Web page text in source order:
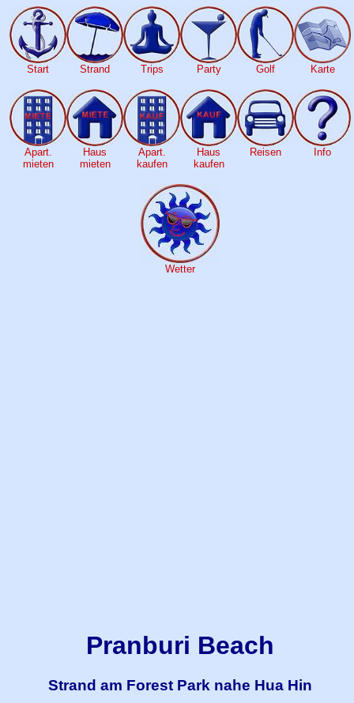
Start Strand Trips Party Golf Karte
Apart.
mieten
Haus
mieten
Apart.
kaufen
Haus
kaufen
Reisen Info
Wetter
Pranburi Beach
Strand am Forest Park nahe Hua Hin